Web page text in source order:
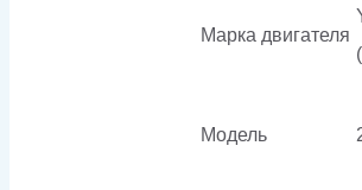
Марка двигателя
Модель